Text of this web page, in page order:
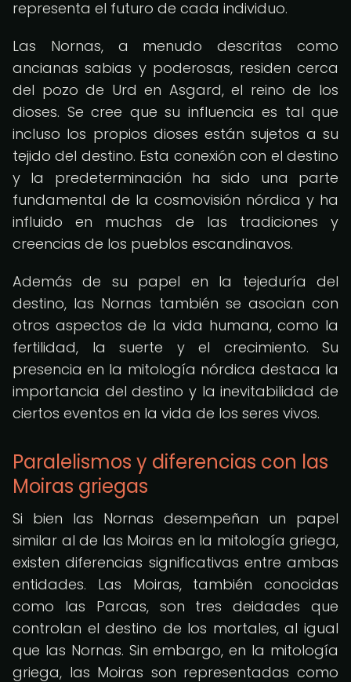
representa el futuro de cada individuo.
Las Nornas, a menudo descritas como
ancianas sabias y poderosas, residen cerca
del pozo de Urd en Asgard, el reino de los
dioses. Se cree que su influencia es tal que
incluso los propios dioses están sujetos a su
tejido del destino. Esta conexión con el destino
y la predeterminación ha sido una parte
fundamental de la cosmovisión nórdica y ha
influido en muchas de las tradiciones y
creencias de los pueblos escandinavos.
Además de su papel en la tejeduría del
destino, las Nornas también se asocian con
otros aspectos de la vida humana, como la
fertilidad, la suerte y el crecimiento. Su
presencia en la mitología nórdica destaca la
importancia del destino y la inevitabilidad de
ciertos eventos en la vida de los seres vivos.
Paralelismos y diferencias con las
Moiras griegas
Si bien las Nornas desempeñan un papel
similar al de las Moiras en la mitología griega,
existen diferencias significativas entre ambas
entidades. Las Moiras, también conocidas
como las Parcas, son tres deidades que
controlan el destino de los mortales, al igual
que las Nornas. Sin embargo, en la mitología
griega, las Moiras son representadas como